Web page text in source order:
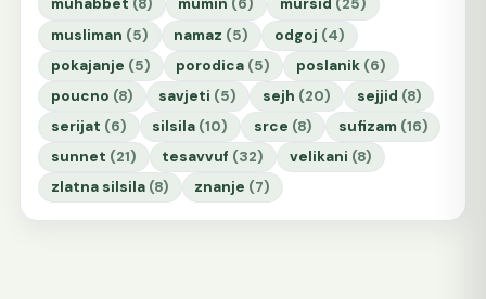
muhabbet (8) mumin (6) mursid (25)
musliman (5) namaz (5) odgoj (4)
pokajanje (5) porodica (5) poslanik (6)
poucno (8) savjeti (5) sejh (20) sejjid (8)
serijat (6) silsila (10) srce (8) sufizam (16)
sunnet (21) tesavvuf (32) velikani (8)
zlatna silsila (8) znanje (7)